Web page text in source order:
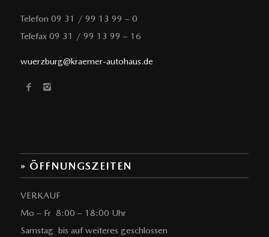
Telefon 09 31 / 99 13 99 – 0
Telefax 09 31 / 99 13 99 – 16
wuerzburg@kraemer-autohaus.de
» ÖFFNUNGSZEITEN
VERKAUF
Mo – Fr 8:00 – 18:00 Uhr
Samstag bis auf weiteres geschlossen